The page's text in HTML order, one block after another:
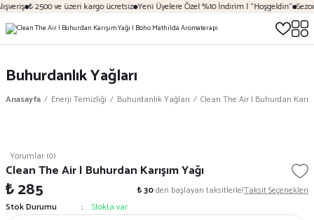
₺ 2500 ve üzeri kargo ücretsiz Yeni Üyelere Özel %10 İndirim | "Hoşgeldin"
Buhurdanlık Yağları
Anasayfa Enerji Temizliği Buhurdanlık Yağları Clean The Air | Buhurdan
Yorumlar (0)
Clean The Air | Buhurdan Karışım Yağı
₺ 285 ₺ 30den başlayan taksitlerle!Taksit Seçenekleri
Stok Durumu
Stokta var